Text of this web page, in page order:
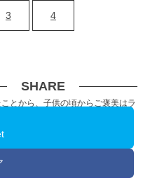
3 4
とから、子供の頃からご褒美はラ
で本格的に始まった食べ歩き
SHARE